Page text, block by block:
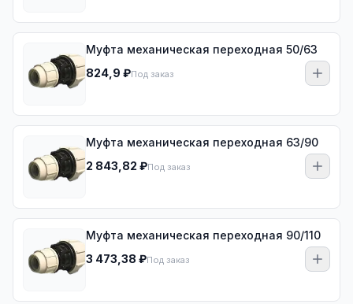
Муфта механическая переходная 50/63
824,9 ₽Под заказ
Муфта механическая переходная 63/90
2 843,82 ₽Под заказ
Муфта механическая переходная 90/110
3 473,38 ₽Под заказ